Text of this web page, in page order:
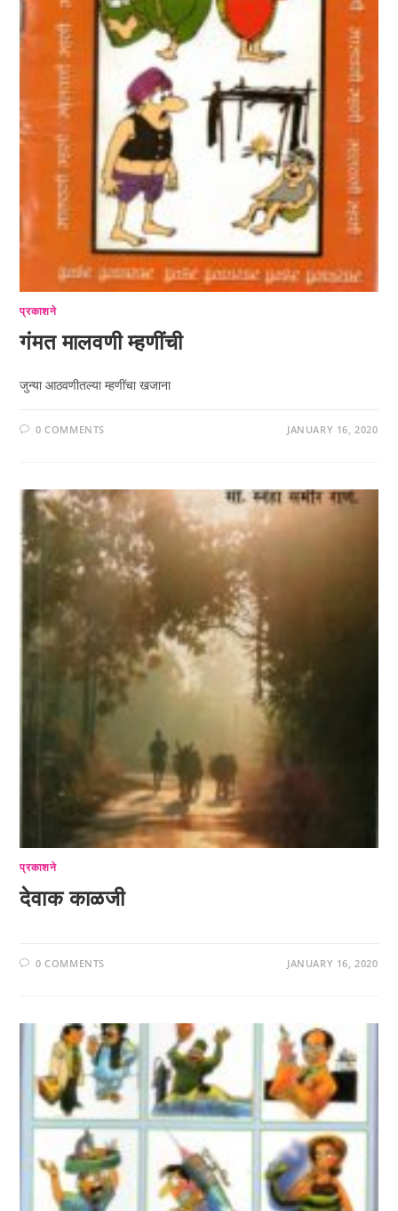
प्रकाशने
गंमत मालवणी म्हणींची
जुन्या आठवणीतल्या म्हणींचा खजाना
0 COMMENTS JANUARY 16, 2020
प्रकाशने
देवाक काळजी
0 COMMENTS JANUARY 16, 2020